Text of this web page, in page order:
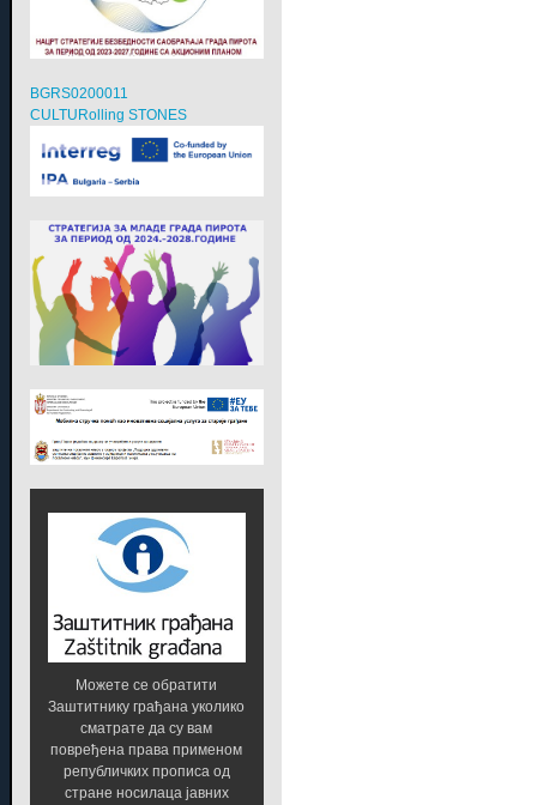
BGRS0200011
CULTURolling STONES
Можете се обратити
Заштитнику грађана уколико
сматрате да су вам
повређена права применом
републичких прописа од
стране носилаца јавних